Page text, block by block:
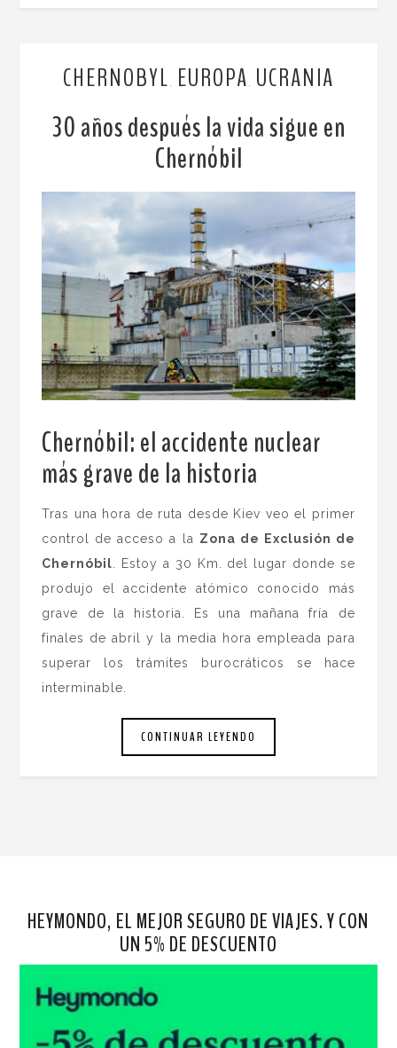
CHERNOBYL EUROPA UCRANIA
30 años después la vida sigue en
Chernóbil
Chernóbil: el accidente nuclear
más grave de la historia
Tras una hora de ruta desde Kiev veo el primer
control de acceso a la Zona de Exclusión de
Chernóbil . Estoy a 30 Km. del lugar donde se
produjo el accidente atómico conocido más
grave de la historia. Es una mañana fría de
finales de abril y la media hora empleada para
superar los trámites burocráticos se hace
interminable.
CONTINUAR LEYENDO
HEYMONDO, EL MEJOR SEGURO DE VIAJES. Y CON
UN 5% DE DESCUENTO